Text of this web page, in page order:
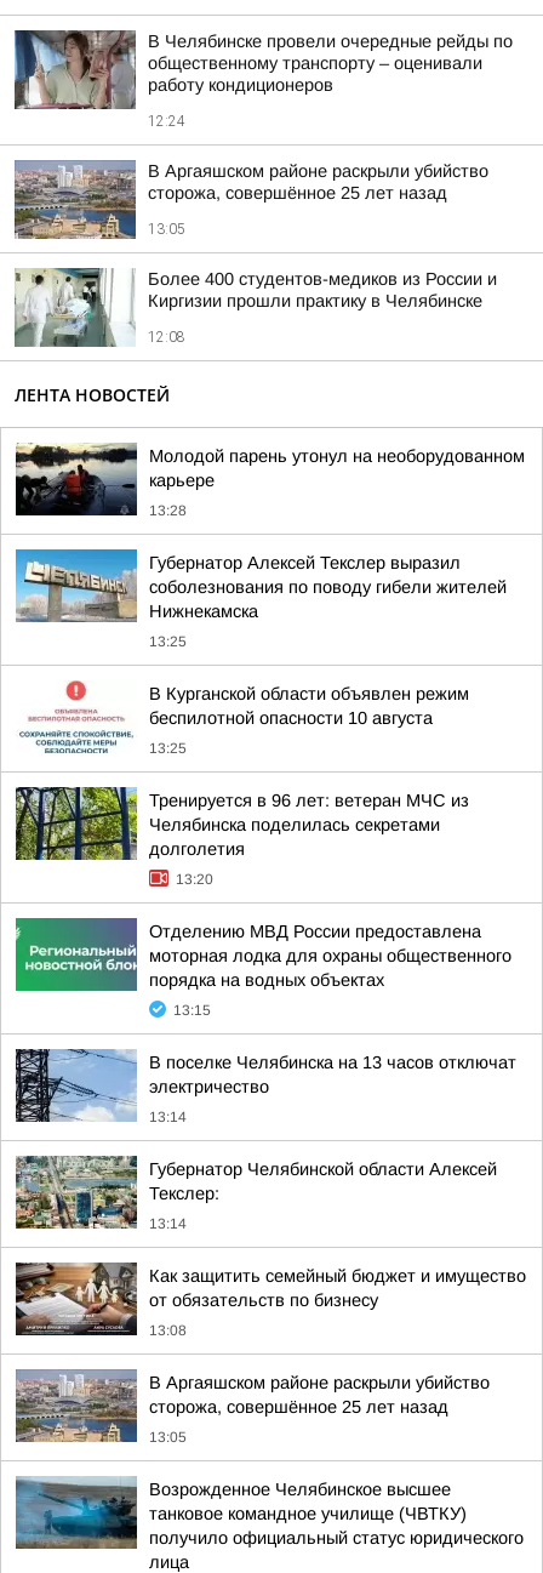
В Челябинске провели очередные рейды по
общественному транспорту – оценивали
работу кондиционеров
12:24
В Аргаяшском районе раскрыли убийство
сторожа, совершённое 25 лет назад
13:05
Более 400 студентов-медиков из России и
Киргизии прошли практику в Челябинске
12:08
ЛЕНТА НОВОСТЕЙ
Молодой парень утонул на необорудованном
карьере
13:28
Губернатор Алексей Текслер выразил
соболезнования по поводу гибели жителей
Нижнекамска
13:25
В Курганской области объявлен режим
беспилотной опасности 10 августа
13:25
Тренируется в 96 лет: ветеран МЧС из
Челябинска поделилась секретами
долголетия
13:20
Отделению МВД России предоставлена
моторная лодка для охраны общественного
порядка на водных объектах
13:15
В поселке Челябинска на 13 часов отключат
электричество
13:14
Губернатор Челябинской области Алексей
Текслер:
13:14
Как защитить семейный бюджет и имущество
от обязательств по бизнесу
13:08
В Аргаяшском районе раскрыли убийство
сторожа, совершённое 25 лет назад
13:05
Возрожденное Челябинское высшее
танковое командное училище (ЧВТКУ)
получило официальный статус юридического
лица